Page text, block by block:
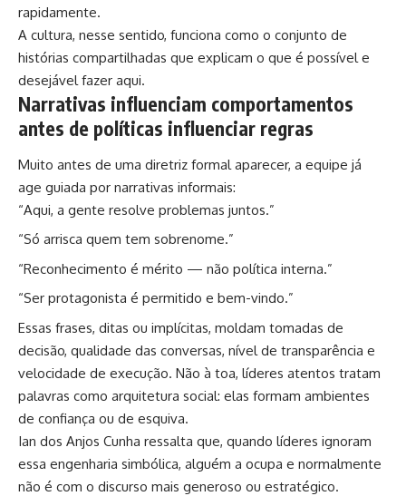
rapidamente.
A cultura, nesse sentido, funciona como o conjunto de
histórias compartilhadas que explicam o que é possível e
desejável fazer aqui.
Narrativas influenciam comportamentos
antes de políticas influenciar regras
Muito antes de uma diretriz formal aparecer, a equipe já
age guiada por narrativas informais:
“Aqui, a gente resolve problemas juntos.”
“Só arrisca quem tem sobrenome.”
“Reconhecimento é mérito — não política interna.”
“Ser protagonista é permitido e bem-vindo.”
Essas frases, ditas ou implícitas, moldam tomadas de
decisão, qualidade das conversas, nível de transparência e
velocidade de execução. Não à toa, líderes atentos tratam
palavras como arquitetura social: elas formam ambientes
de confiança ou de esquiva.
Ian dos Anjos Cunha ressalta que, quando líderes ignoram
essa engenharia simbólica, alguém a ocupa e normalmente
não é com o discurso mais generoso ou estratégico.